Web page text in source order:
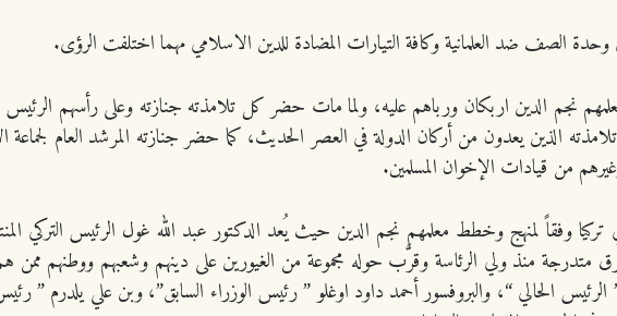
الصف ضد العلمانية وكافة التيارات المضادة للدين الاسلامي مهما اختلفت الرؤى.
نجم الدين اربكان ورباهم عليه، ولما مات حضر كل تلامذته جنازته وعلى رأسهم
الذين يعدون من أركان الدولة في العصر الحديث، كما حضر جنازته المرشد العام
من قيادات الإخوان المسلمين.
متدرجة منذ ولي الرئاسة وقرَّب حوله مجموعة من الغيورين على دينهم وشعبهم ووطنهم